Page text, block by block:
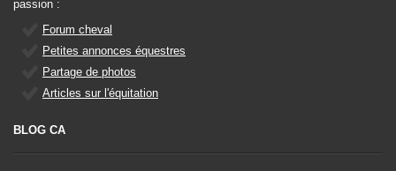
passion :
Forum cheval
Petites annonces équestres
Partage de photos
Articles sur l'équitation
BLOG CA